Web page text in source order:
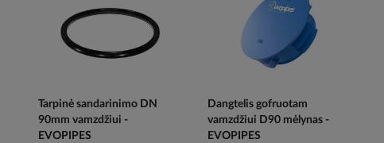
Tarpinė sandarinimo DN
90mm vamzdžiui -
EVOPIPES
Dangtelis gofruotam
vamzdžiui D90 mėlynas -
EVOPIPES